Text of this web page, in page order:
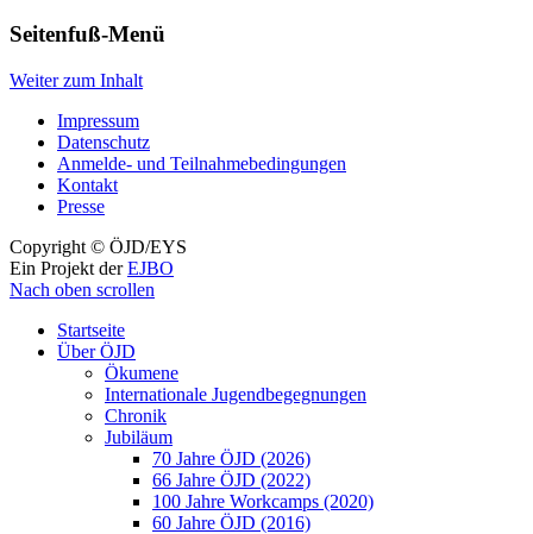
Seitenfuß-Menü
Weiter zum Inhalt
Impressum
Datenschutz
Anmelde- und Teilnahmebedingungen
Kontakt
Presse
Copyright © ÖJD/EYS
Ein Projekt derEJBO
Nach oben scrollen
Startseite
Über ÖJD
Ökumene
Internationale Jugendbegegnungen
Chronik
Jubiläum
70 Jahre ÖJD (2026)
66 Jahre ÖJD (2022)
100 Jahre Workcamps (2020)
60 Jahre ÖJD (2016)